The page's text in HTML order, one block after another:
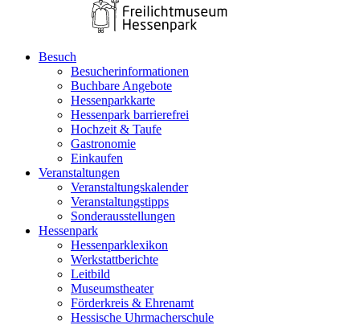
Besuch
Besucherinformationen
Buchbare Angebote
Hessenparkkarte
Hessenpark barrierefrei
Hochzeit & Taufe
Gastronomie
Einkaufen
Veranstaltungen
Veranstaltungskalender
Veranstaltungstipps
Sonderausstellungen
Hessenpark
Hessenparklexikon
Werkstattberichte
Leitbild
Museumstheater
Förderkreis & Ehrenamt
Hessische Uhrmacherschule